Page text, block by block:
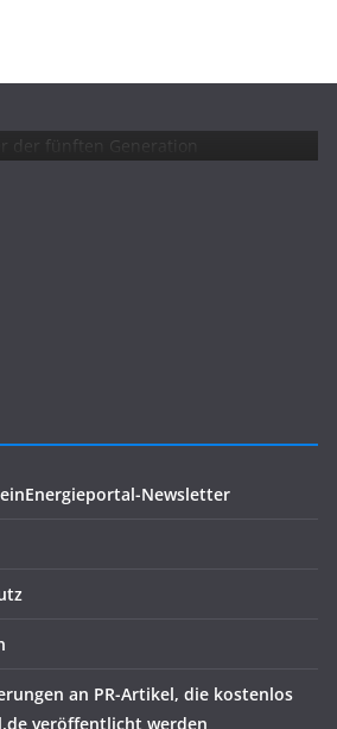
der fünften Generation
Newsletter
an PR-Artikel, die kostenlos
veröffentlicht werden